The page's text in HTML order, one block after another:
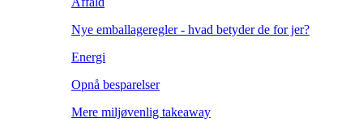
Nye emballageregler - hvad betyder de for jer?
Energi
Opnå besparelser
Mere miljøvenlig takeaway